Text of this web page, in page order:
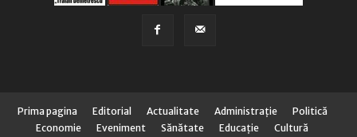
Prima pagina Editorial Actualitate Administraţie
Politică
Economie
Eveniment Sănătate Educaţie
Cultură